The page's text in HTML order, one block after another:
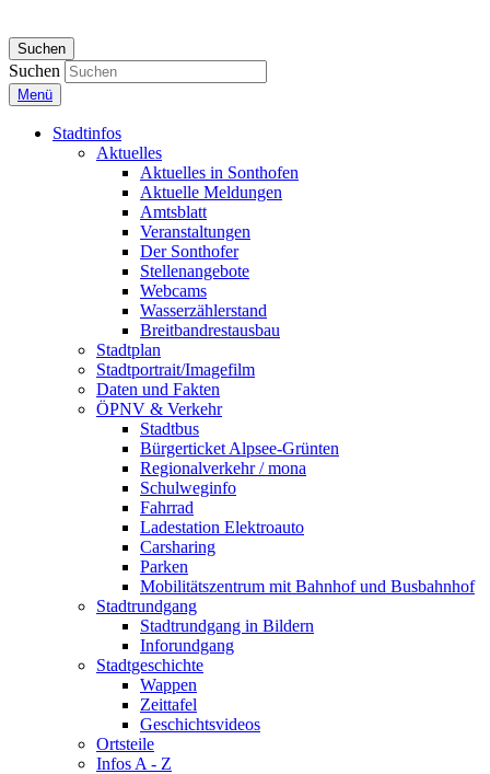
Suchen
Suchen
Menü
Stadtinfos
Aktuelles
Aktuelles in Sonthofen
Aktuelle Meldungen
Amtsblatt
Veranstaltungen
Der Sonthofer
Stellenangebote
Webcams
Wasserzählerstand
Breitbandrestausbau
Stadtplan
Stadtportrait/Imagefilm
Daten und Fakten
ÖPNV & Verkehr
Stadtbus
Bürgerticket Alpsee-Grünten
Regionalverkehr / mona
Schulweginfo
Fahrrad
Ladestation Elektroauto
Carsharing
Parken
Mobilitätszentrum mit Bahnhof und Busbahnhof
Stadtrundgang
Stadtrundgang in Bildern
Inforundgang
Stadtgeschichte
Wappen
Zeittafel
Geschichtsvideos
Ortsteile
Infos A - Z